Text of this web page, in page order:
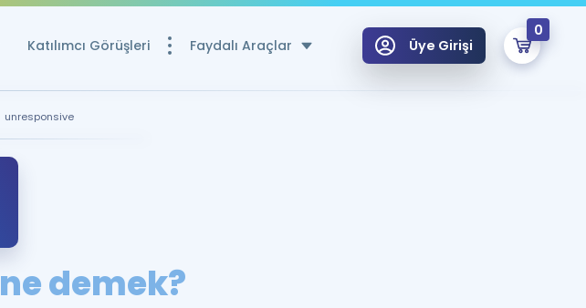
Katılımcı Görüşleri Faydalı Araçlar
Ücretsiz Kaynaklar
YDS ve YÖKDİL Puan Hesaplama Aracı
Üye Girişi
0
Remzi Hoca ile seni sınava hazırlayacak onlarca eğitim seni bekliyor!
unresponsive
ne demek?